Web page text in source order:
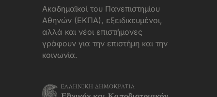
Aκαδημαϊκοί του Πανεπιστημίου
Αθηνών (ΕΚΠΑ), εξειδικευμένοι,
αλλά και νέοι επιστήμονες
γράφουν για την επιστήμη και την
κοινωνία.